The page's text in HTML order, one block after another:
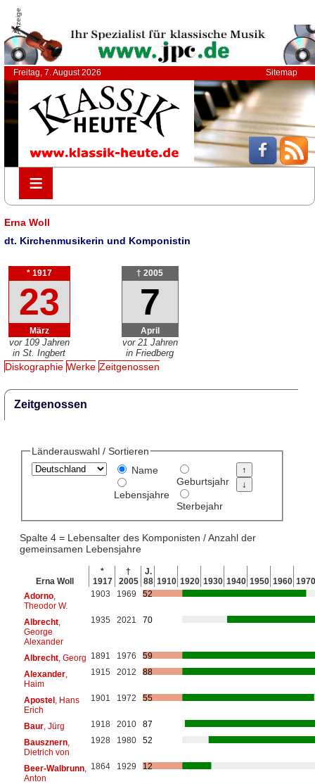
Anzeige
Freitag, 7. August 2026 Sitemap
≡
≡
Erna Woll
dt. Kirchenmusikerin und Komponistin
* 1917
23
März
vor 109 Jahren
in St. Ingbert
† 2005
7
April
vor 21 Jahren
in Friedberg
Diskographie Werke Zeitgenossen
Zeitgenossen
Länderauswahl / Sortieren
Name
Lebensjahre
Geburtsjahr
Sterbejahr
Spalte 4 = Lebensalter des Komponisten / Anzahl der
gemeinsamen Lebensjahre
Erna Woll
*
1917
†
2005
J.
88 1910 1920 1930 1940 1950 1960 1970
Adorno,
Theodor W.
1903 1969 52
Albrecht,
George
Alexander
1935 2021 70
Albrecht, Georg 1891 1976
59
Alexander,
Haim
1915 2012 88
Apostel, Hans
Erich
1901 1972 55
Baur, Jürg 1918 2010
87
Bausznern,
Dietrich von
1928 1980 52
Beer-Walbrunn,
Anton
1864 1929 12